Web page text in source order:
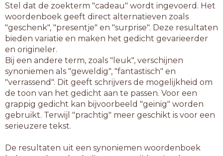
Stel dat de zoekterm "cadeau" wordt ingevoerd. Het
woordenboek geeft direct alternatieven zoals
"geschenk", "presentje" en "surprise". Deze resultaten
bieden variatie en maken het gedicht gevarieerder
en origineler.
Bij een andere term, zoals "leuk", verschijnen
synoniemen als "geweldig", "fantastisch" en
"verrassend". Dit geeft schrijvers de mogelijkheid om
de toon van het gedicht aan te passen. Voor een
grappig gedicht kan bijvoorbeeld "geinig" worden
gebruikt. Terwijl "prachtig" meer geschikt is voor een
serieuzere tekst.
De resultaten uit een synoniemen woordenboek